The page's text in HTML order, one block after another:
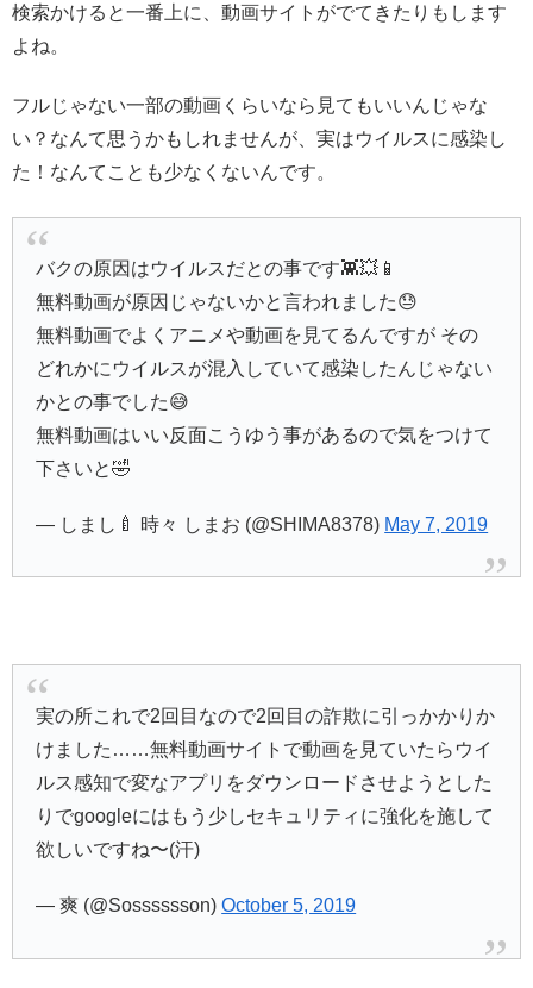
検索かけると一番上に、動画サイトがでてきたりもします
よね。
フルじゃない一部の動画くらいなら見てもいいんじゃな
い？なんて思うかもしれませんが、実はウイルスに感染し
た！なんてことも少なくないんです。
バクの原因はウイルスだとの事です👾💥📱
無料動画が原因じゃないかと言われました😓
無料動画でよくアニメや動画を見てるんですが その
どれかにウイルスが混入していて感染したんじゃない
かとの事でした😅
無料動画はいい反面こうゆう事があるので気をつけて
下さいと🤣
— しまし🍼 時々 しまお (@SHIMA8378) May 7, 2019
実の所これで2回目なので2回目の詐欺に引っかかりか
けました……無料動画サイトで動画を見ていたらウイ
ルス感知で変なアプリをダウンロードさせようとした
りでgoogleにはもう少しセキュリティに強化を施して
欲しいですね〜(汗)
— 爽 (@Sosssssson)October 5, 2019